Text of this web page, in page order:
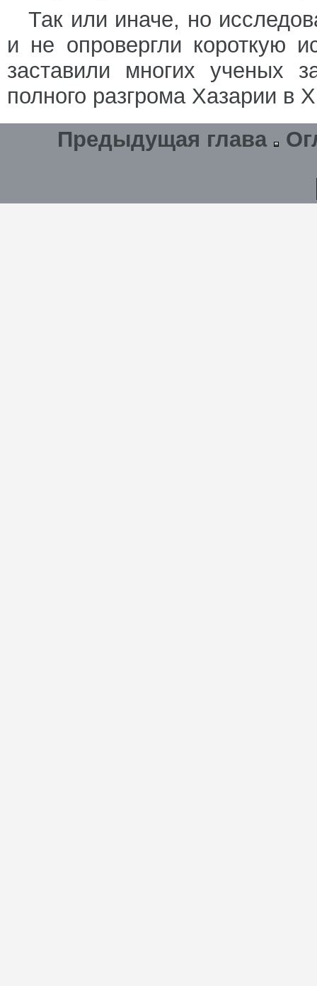
Так или иначе, но
и не опровергли короткую
заставили многих ученых
полного разгрома Хазарии в
Предыдущая глава